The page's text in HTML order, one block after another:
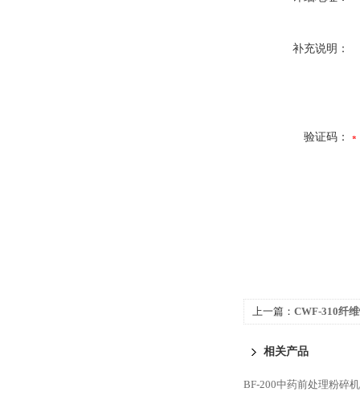
补充说明：
验证码：
上一篇： CWF-310纤
相关产品
BF-200中药前处理粉碎机